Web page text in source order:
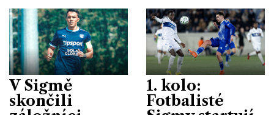
V Sigmě
skončili
1. kolo:
Fotbalisté